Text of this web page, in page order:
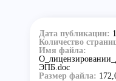
Дата публикации:
Количество
Имя файла:
ЭПБ.doc
Размер файла: